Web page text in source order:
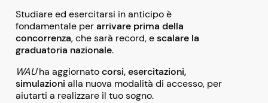
Studiare ed esercitarsi in anticipo è
fondamentale perarrivare prima della
concorrenza, che sarà record, escalare la
graduatoria nazionale.
WAUha aggiornatocorsi, esercitazioni,
simulazioni alla nuova modalità di accesso, per
aiutarti a realizzare il tuo sogno.